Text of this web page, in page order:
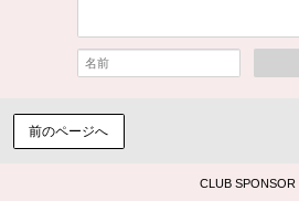
前のページへ
CLUB SPONSOR